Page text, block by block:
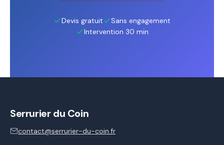
Devis gratuit
Sans engagement
Intervention 30 min
Serrurier du Coin
contact@serrurier-du-coin.fr